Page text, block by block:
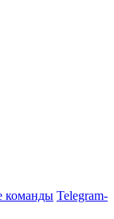
команды Telegram-